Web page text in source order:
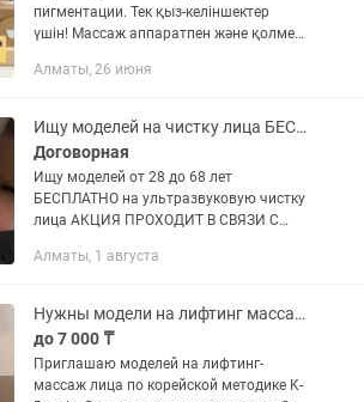
пигментации. Тек қыз-келіншектер
үшін! Массаж аппаратпен және қолмен!
барып немесе үйімде қабылдаймын.
Алматы, 26 июня
Ищу моделей на чистку лица БЕСПЛАТНО!!!
Договорная
Ищу моделей от 28 до 68 лет
БЕСПЛАТНО на ультразвуковую чистку
лица АКЦИЯ ПРОХОДИТ В СВЯЗИ С
ПЛАТИТЬ НИЧЕГО НЕ НУЖНО
ЛИЦА 5 этапов очищения...
Алматы, 1 августа
Нужны модели на лифтинг массаж лица
до 7 000 ₸
Приглашаю моделей на лифтинг-
массаж лица по корейской методике K-